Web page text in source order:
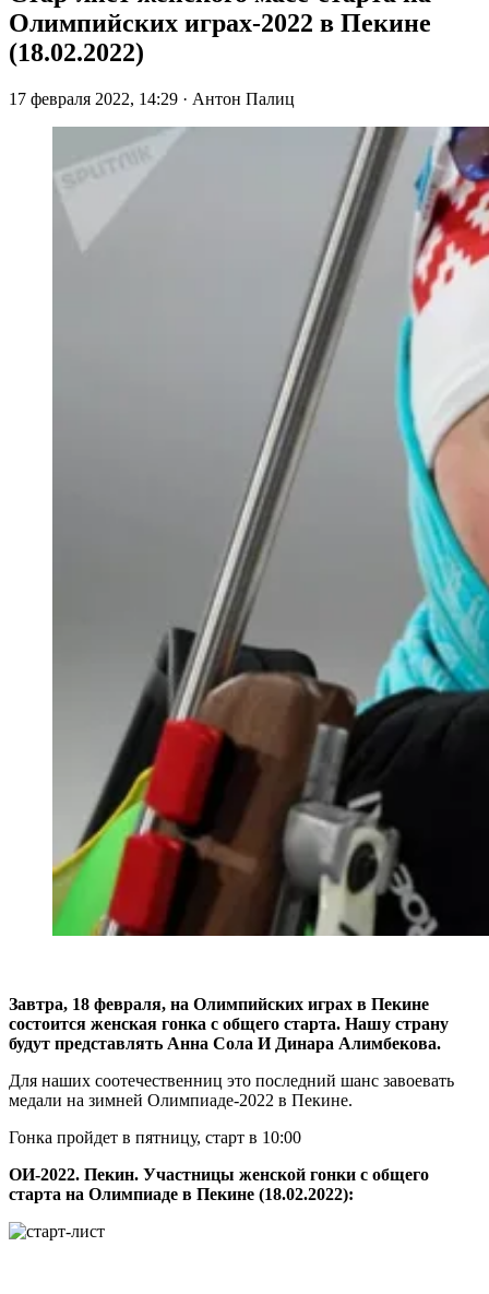
Олимпийских играх-2022 в Пекине
(18.02.2022)
17 февраля 2022, 14:29 · Антон Палиц
Завтра, 18 февраля, на Олимпийских играх в Пекине
состоится женская гонка с общего старта. Нашу страну
будут представлять Анна Сола И Динара Алимбекова.
Для наших соотечественниц это последний шанс завоевать
медали на зимней Олимпиаде-2022 в Пекине.
Гонка пройдет в пятницу, старт в 10:00
ОИ-2022. Пекин. Участницы женской гонки с общего
старта на Олимпиаде в Пекине (18.02.2022):